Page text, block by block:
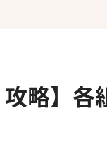
攻略】